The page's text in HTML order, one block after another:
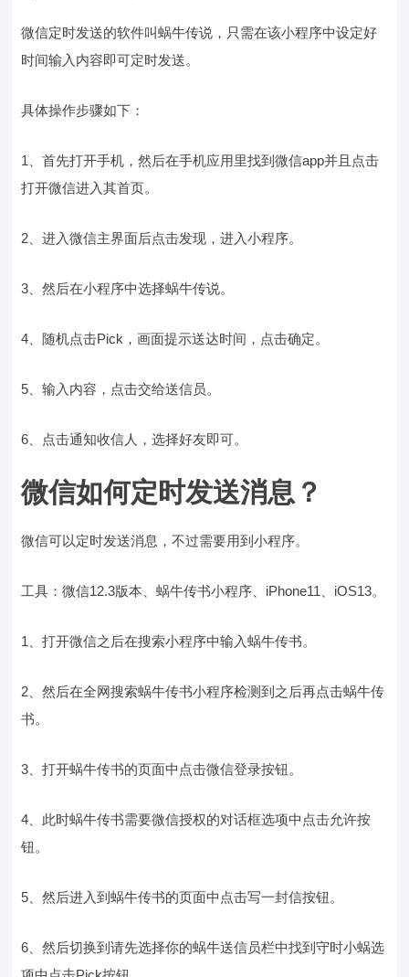
微信定时发送的软件叫蜗牛传说，只需在该小程序中设定好
时间输入内容即可定时发送。
具体操作步骤如下：
1、首先打开手机，然后在手机应用里找到微信app并且点击
打开微信进入其首页。
2、进入微信主界面后点击发现，进入小程序。
3、然后在小程序中选择蜗牛传说。
4、随机点击Pick，画面提示送达时间，点击确定。
5、输入内容，点击交给送信员。
6、点击通知收信人，选择好友即可。
微信如何定时发送消息？
微信可以定时发送消息，不过需要用到小程序。
工具：微信12.3版本、蜗牛传书小程序、iPhone11、iOS13。
1、打开微信之后在搜索小程序中输入蜗牛传书。
2、然后在全网搜索蜗牛传书小程序检测到之后再点击蜗牛传
书。
3、打开蜗牛传书的页面中点击微信登录按钮。
4、此时蜗牛传书需要微信授权的对话框选项中点击允许按
钮。
5、然后进入到蜗牛传书的页面中点击写一封信按钮。
6、然后切换到请先选择你的蜗牛送信员栏中找到守时小蜗选